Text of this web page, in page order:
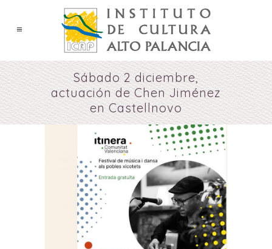
Sábado 2 diciembre,
actuación de Chen Jiménez
en Castellnovo